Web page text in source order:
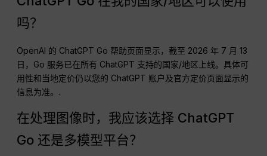
吗？
OpenAI 的 ChatGPT Go 帮助页面显示，截至 2026 年 7 月 13
日，Go 服务已在所有 ChatGPT 支持的国家/地区上线。具体可
用性和当地定价仍以您的 ChatGPT 账户及官方定价页面显示的
信息为准。.
在处理图像时，我应该选择 ChatGPT
Go 还是多模型平台？